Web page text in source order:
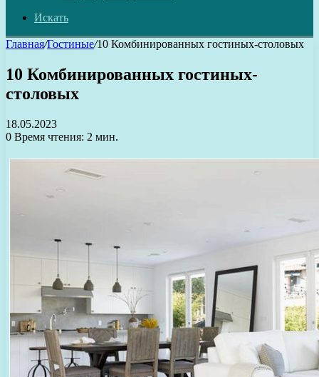
Искать
Главная/Гостиные/10 Комбинированных гостиных-столовых
10 Комбинированных гостиных-
столовых
18.05.2023
0 Время чтения: 2 мин.